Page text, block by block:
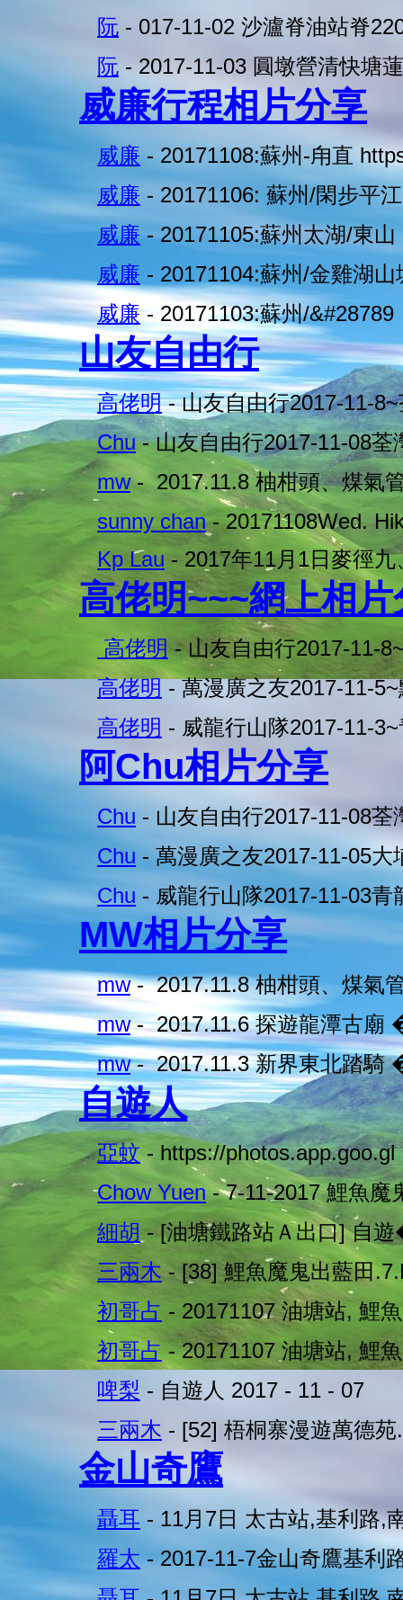
阮 - 017-11-02 沙瀘脊油站脊
阮 - 2017-11-03 圓墩營清快塘蓮
威廉行程相片分享
威廉 - 20171108:蘇州-甪直
威廉 - 20171106: 蘇州/閑步平
威廉- 20171105:蘇州太湖/東山
威廉 - 20171104:蘇州/金雞湖
威廉 - 20171103:蘇州/&#28789
山友自由行
高佬明- 山友自由行2017-11-
Chu- 山友自由行2017-11-08
mw- 2017.11.8 柚柑頭、煤氣
sunny chan- 20171108Wed.
Kp Lau- 2017年11月1日麥徑九
高佬明~~~網上相片
高佬明 - 山友自由行2017-11-
高佬明 - 萬漫廣之友2017-11-
高佬明 - 威龍行山隊2017-11-
阿Chu相片分享
Chu - 山友自由行2017-11-08
Chu - 萬漫廣之友2017-11-05
Chu - 威龍行山隊2017-11-03
MW相片分享
mw- 2017.11.8 柚柑頭、煤氣
mw- 2017.11.6 探遊龍潭古廟
mw- 2017.11.3 新界東北踏騎
自遊人
亞蚊- https://photos.app.goo.gl
Chow Yuen- 7-11-2017 鯉魚魔
細胡 - [油塘鐵路站Ａ出口] 自
三兩木- [38] 鯉魚魔鬼出藍田
初哥占 - 20171107 油塘站, 鯉
初哥占- 20171107 油塘站, 鯉
啤梨 - 自遊人 2017 - 11 - 07
三兩木 - [52] 梧桐寨漫遊萬德苑
金山奇鷹
聶耳 - 11月7日 太古站,基利路,
羅太- 2017-11-7金山奇鷹基利